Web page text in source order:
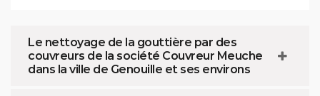
Le nettoyage de la gouttière par des
couvreurs de la société Couvreur Meuche
dans la ville de Genouille et ses environs